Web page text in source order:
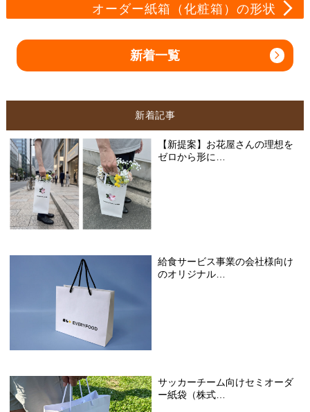
オーダー紙箱（化粧箱）の形状
新着一覧
新着記事
【新提案】お花屋さんの理想を
ゼロから形に…
給食サービス事業の会社様向け
のオリジナル…
サッカーチーム向けセミオーダ
ー紙袋（株式…